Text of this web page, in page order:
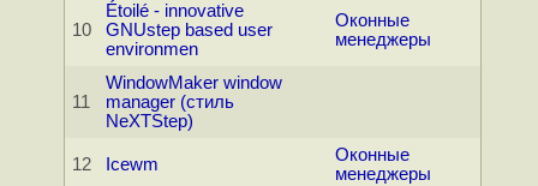
10
Étoilé - innovative
GNUstep based user
environmen
Оконные
менеджеры
11
WindowMaker window
manager (стиль
NeXTStep)
12 Icewm
Оконные
менеджеры